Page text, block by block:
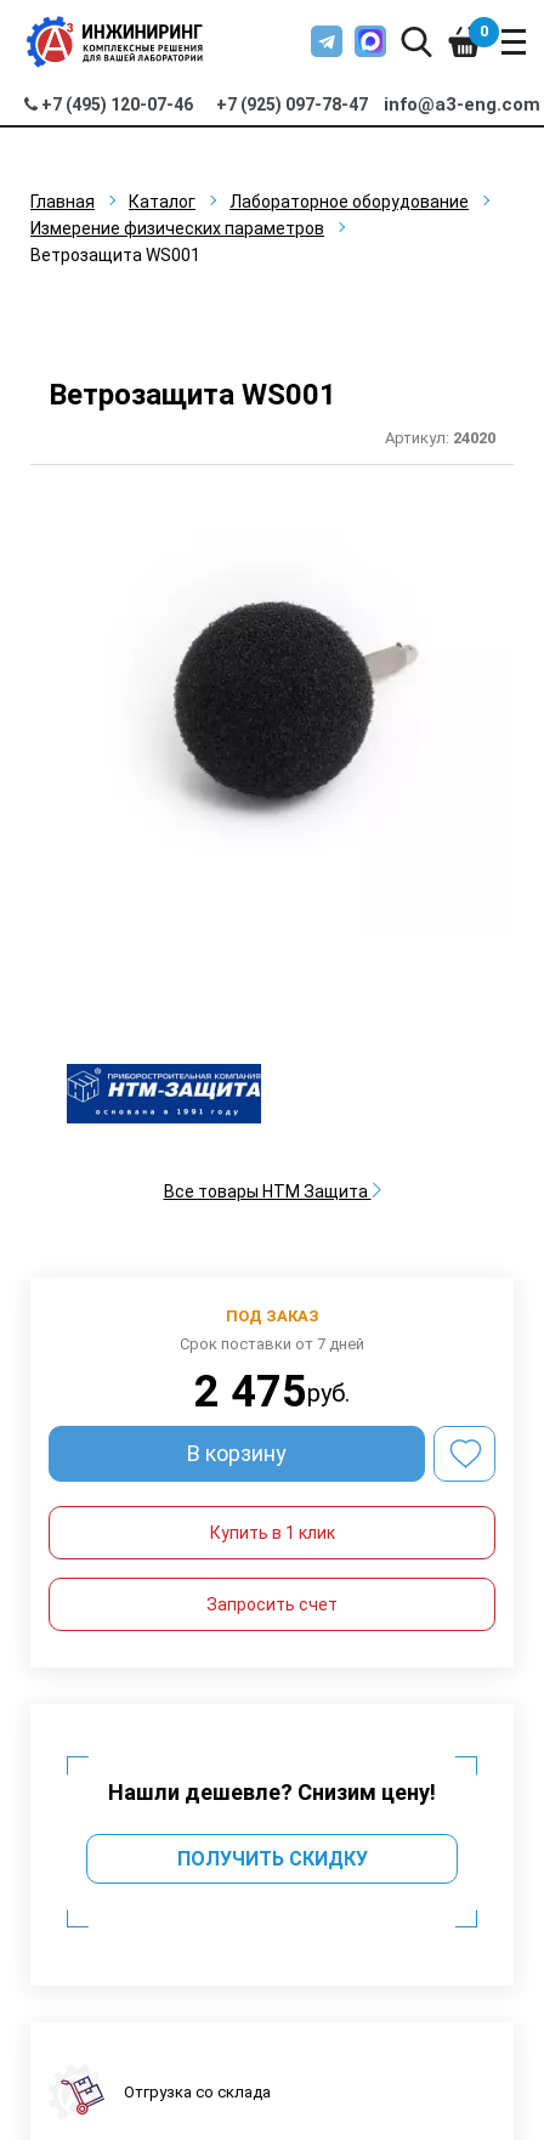
+7 (495) 120-07-46 +7 (925) 097-78-47 info@a3-eng.com
0
Главная Каталог
Лабораторное оборудование
Измерение физических параметров
Ветрозащита WS001
Ветрозащита WS001
Артикул: 24020
Все товары НТМ Защита
ПОД ЗАКАЗ
Срок поставки от 7 дней
2 475руб.
В корзину
Купить в 1 клик
Запросить счет
Нашли дешевле? Снизим цену!
ПОЛУЧИТЬ СКИДКУ
Отгрузка со склада